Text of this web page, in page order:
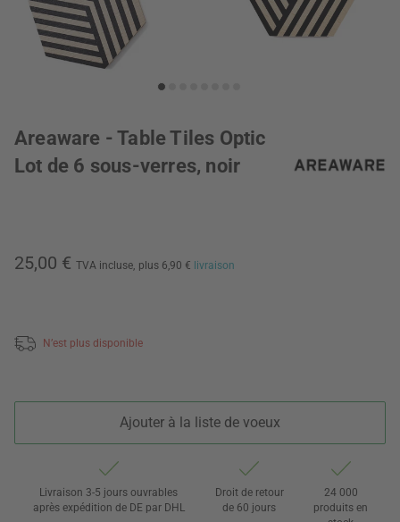
Areaware - Table Tiles Optic
Lot de 6 sous-verres, noir
25,00 € TVA incluse, plus 6,90 € livraison
N’est plus disponible
Ajouter à la liste de voeux
Livraison 3-5 jours ouvrables
après expédition de DE par DHL
Droit de retour
de 60 jours
24 000
produits en